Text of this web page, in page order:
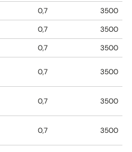
0,7
3500
0,7
3500
0,7 3500
0,7 3500
0,7 3500
0,7 3500